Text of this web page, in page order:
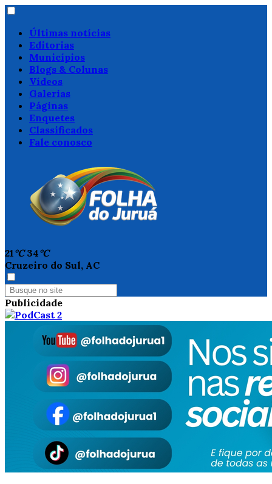
Últimas notícias
Editorias
Municípios
Blogs & Colunas
Vídeos
Galerias
Páginas
Enquetes
Classificados
Fale conosco
21°C 34°C
Cruzeiro do Sul, AC
Publicidade